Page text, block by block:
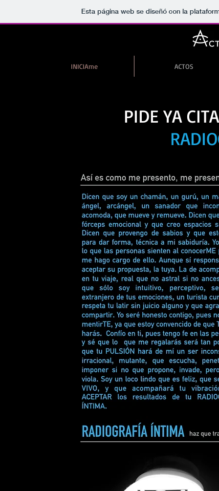
Esta página web se diseñó con la
INICIAme ACTOS
PIDE YA